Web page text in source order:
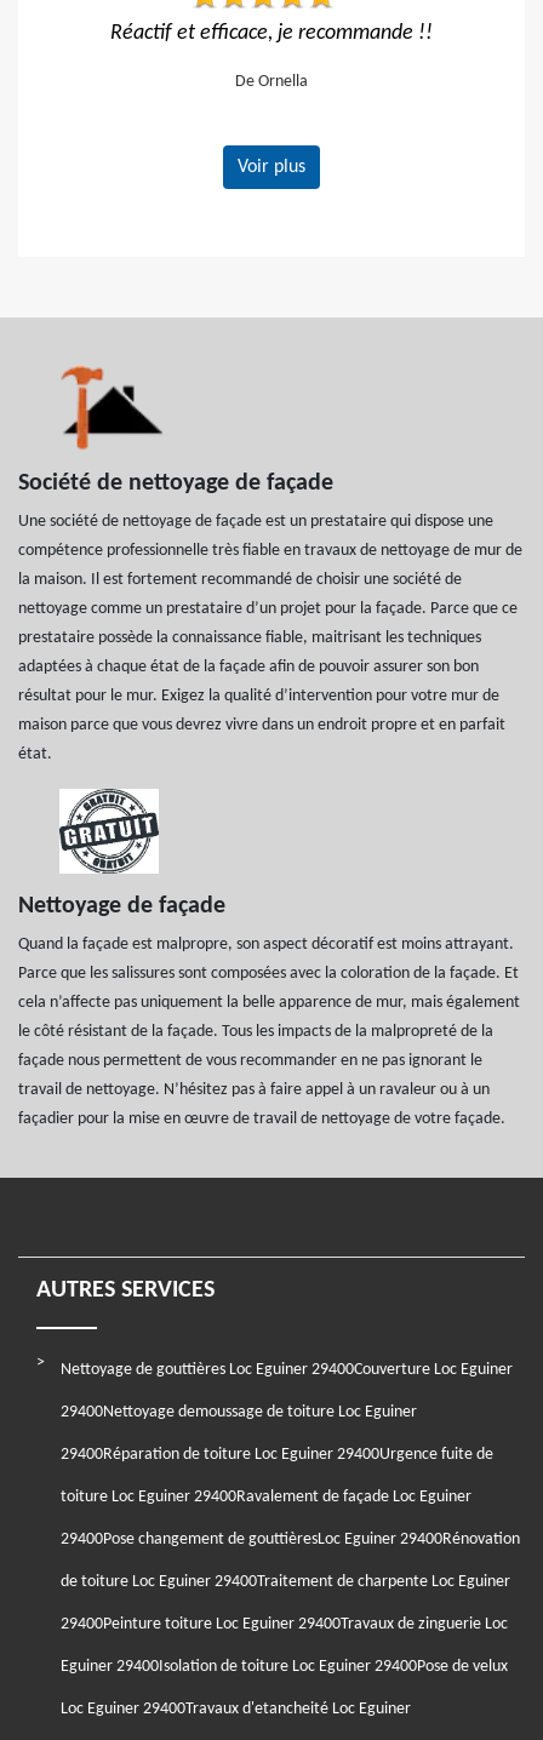
efficace, je recommande !!
Travail impeccable Tarif
Voir plus
Société de nettoyage de façade
Une société de nettoyage de façade est un prestataire qui dispose une
compétence professionnelle très fiable en travaux de nettoyage de mur de
la maison. Il est fortement recommandé de choisir une société de
nettoyage comme un prestataire d’un projet pour la façade. Parce que ce
prestataire possède la connaissance fiable, maitrisant les techniques
adaptées à chaque état de la façade afin de pouvoir assurer son bon
résultat pour le mur. Exigez la qualité d’intervention pour votre mur de
maison parce que vous devrez vivre dans un endroit propre et en parfait
état.
Nettoyage de façade
Quand la façade est malpropre, son aspect décoratif est moins attrayant.
Parce que les salissures sont composées avec la coloration de la façade. Et
cela n’affecte pas uniquement la belle apparence de mur, mais également
le côté résistant de la façade. Tous les impacts de la malpropreté de la
façade nous permettent de vous recommander en ne pas ignorant le
travail de nettoyage. N’hésitez pas à faire appel à un ravaleur ou à un
façadier pour la mise en œuvre de travail de nettoyage de votre façade.
AUTRES SERVICES
Nettoyage de gouttières Loc Eguiner 29400Couverture Loc Eguiner
29400Nettoyage demoussage de toiture Loc Eguiner
29400Réparation de toiture Loc Eguiner 29400Urgence fuite de
toiture Loc Eguiner 29400Ravalement de façade Loc Eguiner
29400Pose changement de gouttièresLoc Eguiner 29400Rénovation
de toiture Loc Eguiner 29400Traitement de charpente Loc Eguiner
29400Peinture toiture Loc Eguiner 29400Travaux de zinguerie Loc
Eguiner 29400Isolation de toiture Loc Eguiner 29400Pose de velux
Loc Eguiner 29400Travaux d'etancheité Loc Eguiner